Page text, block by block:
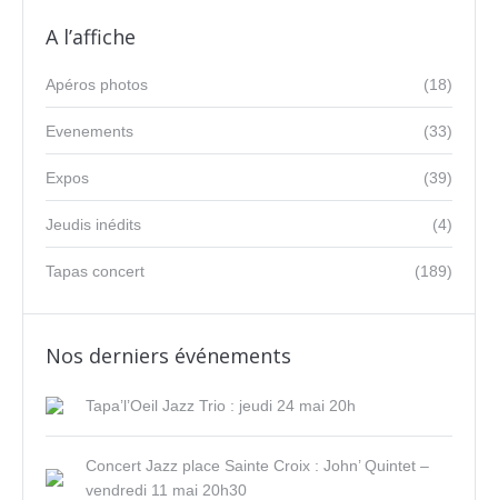
A l’affiche
(18)
Apéros photos
(33)
Evenements
(39)
Expos
(4)
Jeudis inédits
(189)
Tapas concert
Nos derniers événements
Tapa’l’Oeil Jazz Trio : jeudi 24 mai 20h
Concert Jazz place Sainte Croix : John’ Quintet –
vendredi 11 mai 20h30